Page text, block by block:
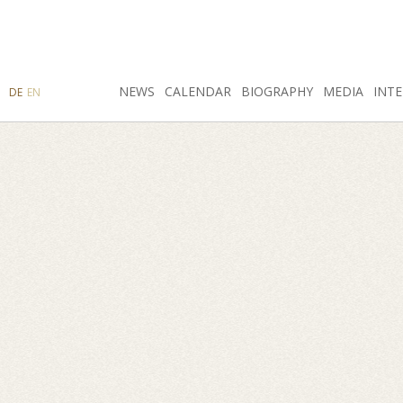
NEWS CALENDAR BIOGRAPHY MEDIA
FACEBOOK
INSTAGRAM
SEARCH
DE EN